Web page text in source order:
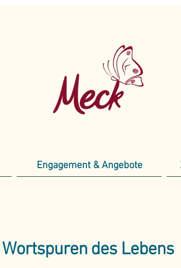
Engagement & Angebote
Wortspuren des Lebens